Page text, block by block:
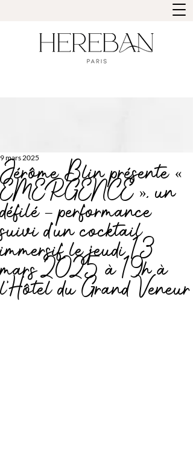
Jérôme Blin présente «
EMERGENCE », un
défilé – performance
suivi d’un cocktail
immersif le jeudi 13
mars 2025 à 19h à
l'Hôtel du Grand Veneur
9 mars 2025